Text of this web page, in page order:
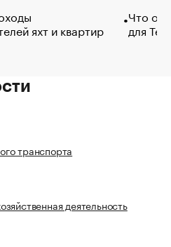
яхт и квартир
Что
для
транспорта
деятельность